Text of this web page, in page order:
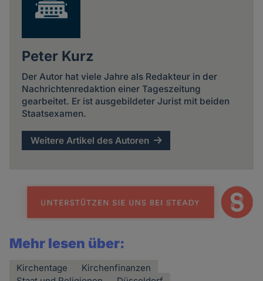
Peter Kurz
Der Autor hat viele Jahre als Redakteur in der
Nachrichtenredaktion einer Tageszeitung
gearbeitet. Er ist ausgebildeter Jurist mit beiden
Staatsexamen.
Weitere Artikel des Autoren
Mehr lesen über:
Kirchentage
Kirchenfinanzen